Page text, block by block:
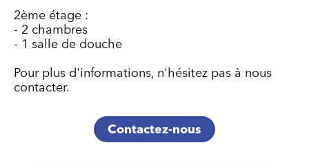
2ème étage :
- 2 chambres
- 1 salle de douche
Pour plus d'informations, n'hésitez pas à nous
contacter.
Contactez-nous